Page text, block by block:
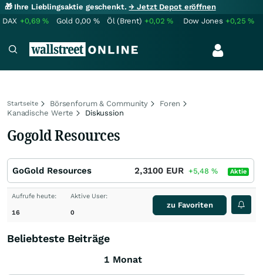
🎁 Ihre Lieblingsaktie geschenkt.→ Jetzt Depot eröffnen
DAX +0,69% Gold 0,00 % Öl (Brent) +0,02% Dow Jones +0,25%
Startseite Börsenforum & Community
Foren
Kanadische Werte
Diskussion
Gogold Resources
GoGold Resources 2,3100 EUR +5,48 % Aktie
Aufrufe heute:
16
Aktive User:
0
zu Favoriten
Beliebteste Beiträge
1 Monat